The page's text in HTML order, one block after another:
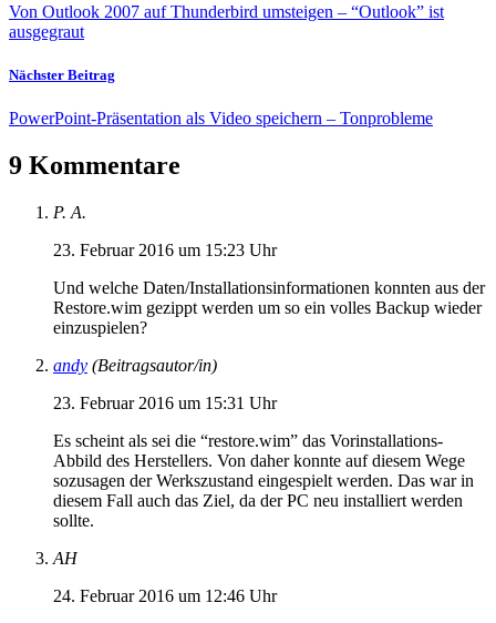
Von Outlook 2007 auf Thunderbird umsteigen – “Outlook” ist
ausgegraut
Nächster Beitrag
PowerPoint-Präsentation als Video speichern – Tonprobleme
9 Kommentare
P. A.
23. Februar 2016 um 15:23 Uhr
Und welche Daten/Installationsinformationen konnten aus der
Restore.wim gezippt werden um so ein volles Backup wieder
einzuspielen?
andy (Beitragsautor/in)
23. Februar 2016 um 15:31 Uhr
Es scheint als sei die “restore.wim” das Vorinstallations-
Abbild des Herstellers. Von daher konnte auf diesem Wege
sozusagen der Werkszustand eingespielt werden. Das war in
diesem Fall auch das Ziel, da der PC neu installiert werden
sollte.
AH
24. Februar 2016 um 12:46 Uhr